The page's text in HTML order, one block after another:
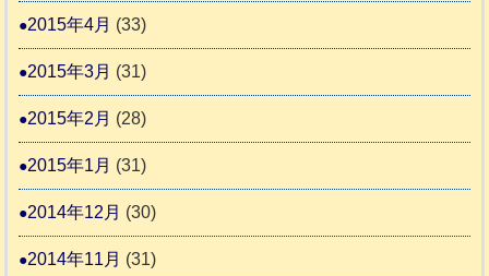
2015年4月 (33)
2015年3月 (31)
2015年2月 (28)
2015年1月 (31)
2014年12月 (30)
2014年11月 (31)